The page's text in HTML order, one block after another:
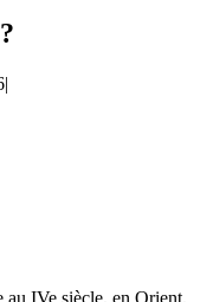
|
au IVe siècle, en Orient,